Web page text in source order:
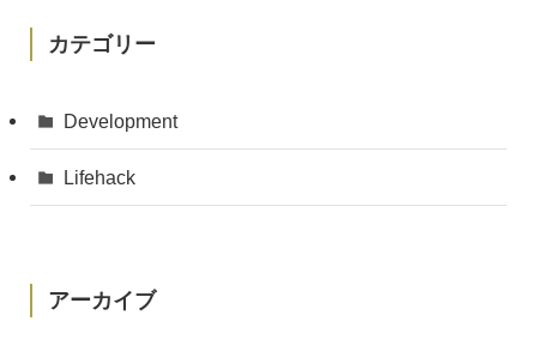
カテゴリー
Development
Lifehack
アーカイブ